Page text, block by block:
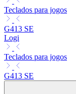
Teclados para jogos
G413 SE
Logi
Teclados para jogos
G413 SE